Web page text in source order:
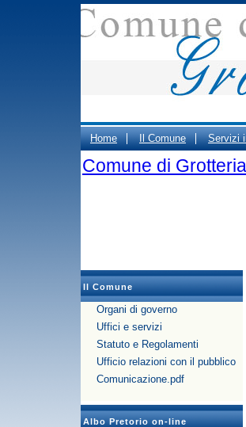
Home Il Comune Servizi
ORARIO CIMITERO
Portale
Comune di Grotteria
Il Comune
Organi di governo
Uffici e servizi
Statuto e Regolamenti
Ufficio relazioni con il pubblico
Comunicazione.pdf
Albo Pretorio on-line